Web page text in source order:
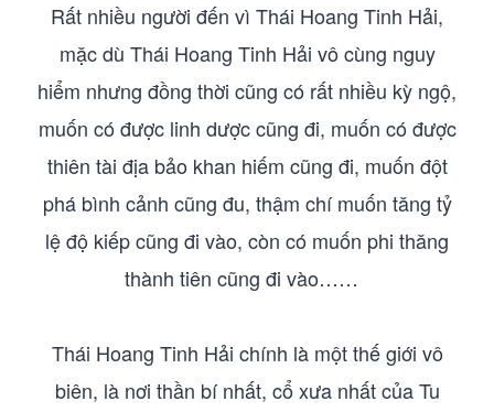
Rất nhiều người đến vì Thái Hoang Tinh Hải,
mặc dù Thái Hoang Tinh Hải vô cùng nguy
hiểm nhưng đồng thời cũng có rất nhiều kỳ ngộ,
muốn có được linh dược cũng đi, muốn có được
thiên tài địa bảo khan hiếm cũng đi, muốn đột
phá bình cảnh cũng đu, thậm chí muốn tăng tỷ
lệ độ kiếp cũng đi vào, còn có muốn phi thăng
thành tiên cũng đi vào……
Thái Hoang Tinh Hải chính là một thế giới vô
biên, là nơi thần bí nhất, cổ xưa nhất của Tu